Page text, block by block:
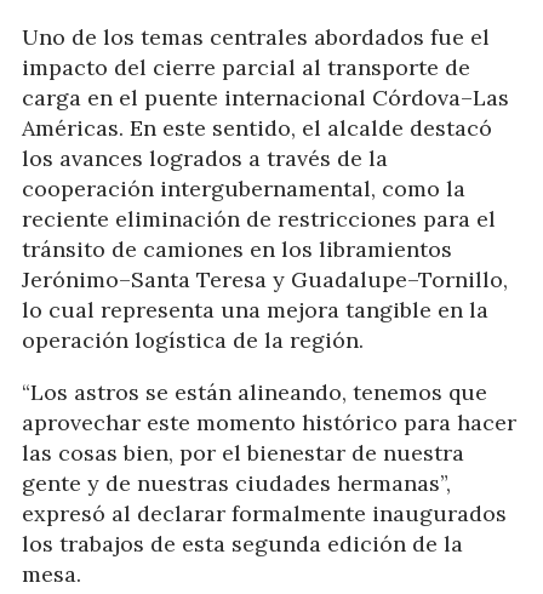
Uno de los temas centrales abordados fue el
impacto del cierre parcial al transporte de
carga en el puente internacional Córdova–Las
Américas. En este sentido, el alcalde destacó
los avances logrados a través de la
cooperación intergubernamental, como la
reciente eliminación de restricciones para el
tránsito de camiones en los libramientos
Jerónimo–Santa Teresa y Guadalupe–Tornillo,
lo cual representa una mejora tangible en la
operación logística de la región.
“Los astros se están alineando, tenemos que
aprovechar este momento histórico para hacer
las cosas bien, por el bienestar de nuestra
gente y de nuestras ciudades hermanas”,
expresó al declarar formalmente inaugurados
los trabajos de esta segunda edición de la
mesa.